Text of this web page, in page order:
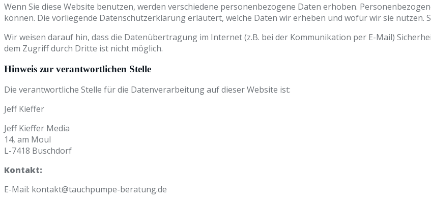
Wenn Sie diese Website benutzen, werden verschiedene personenbezogene Daten erhoben.
können. Die vorliegende Datenschutzerklärung erläutert, welche Daten wir erheben und wofür wir sie nutzen.
Wir weisen darauf hin, dass die Datenübertragung im Internet (z.B. bei der Kommunikation per E-Mail)
dem Zugriff durch Dritte ist nicht möglich.
Hinweis zur verantwortlichen Stelle
Die verantwortliche Stelle für die Datenverarbeitung auf dieser Website ist:
Jeff Kieffer
Jeff Kieffer Media
14, am Moul
L-7418 Buschdorf
Kontakt:
E-Mail: kontakt@tauchpumpe-beratung.de